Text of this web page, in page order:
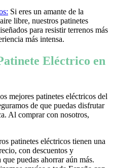
Si eres un amante de la
libre, nuestros patinetes
para resistir terrenos más
más intensa.
Eléctrico en
mejores patinetes eléctricos del
de que puedas disfrutar
Al comprar con nosotros,
patinetes eléctricos tienen una
con descuentos y
puedas ahorrar aún más.